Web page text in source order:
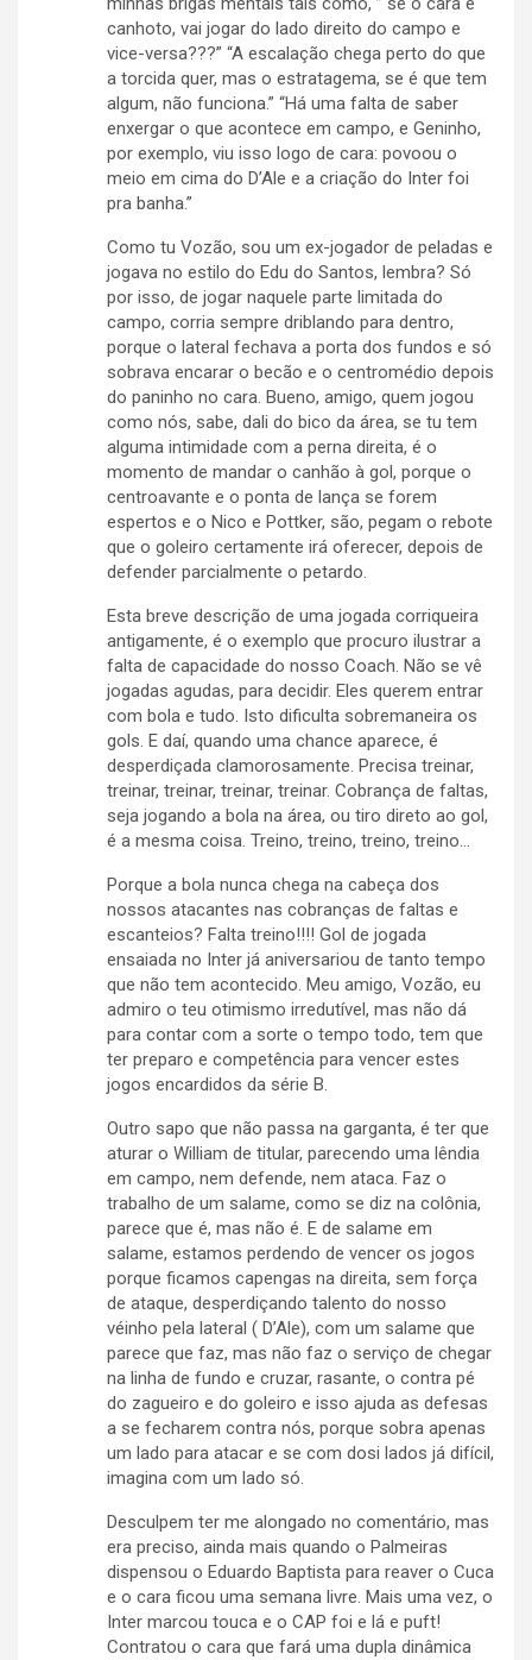
canhoto, vai jogar do lado direito do campo e
vice-versa???” “A escalação chega perto do que
a torcida quer, mas o estratagema, se é que tem
algum, não funciona.” “Há uma falta de saber
enxergar o que acontece em campo, e Geninho,
por exemplo, viu isso logo de cara: povoou o
meio em cima do D’Ale e a criação do Inter foi
pra banha.”
Como tu Vozão, sou um ex-jogador de peladas e
jogava no estilo do Edu do Santos, lembra? Só
por isso, de jogar naquele parte limitada do
campo, corria sempre driblando para dentro,
porque o lateral fechava a porta dos fundos e só
sobrava encarar o becão e o centromédio depois
do paninho no cara. Bueno, amigo, quem jogou
como nós, sabe, dali do bico da área, se tu tem
alguma intimidade com a perna direita, é o
momento de mandar o canhão à gol, porque o
centroavante e o ponta de lança se forem
espertos e o Nico e Pottker, são, pegam o rebote
que o goleiro certamente irá oferecer, depois de
defender parcialmente o petardo.
Esta breve descrição de uma jogada corriqueira
antigamente, é o exemplo que procuro ilustrar a
falta de capacidade do nosso Coach. Não se vê
jogadas agudas, para decidir. Eles querem entrar
com bola e tudo. Isto dificulta sobremaneira os
gols. E daí, quando uma chance aparece, é
desperdiçada clamorosamente. Precisa treinar,
treinar, treinar, treinar, treinar. Cobrança de faltas,
seja jogando a bola na área, ou tiro direto ao gol,
é a mesma coisa. Treino, treino, treino, treino…
Porque a bola nunca chega na cabeça dos
nossos atacantes nas cobranças de faltas e
escanteios? Falta treino!!!! Gol de jogada
ensaiada no Inter já aniversariou de tanto tempo
que não tem acontecido. Meu amigo, Vozão, eu
admiro o teu otimismo irredutível, mas não dá
para contar com a sorte o tempo todo, tem que
ter preparo e competência para vencer estes
jogos encardidos da série B.
Outro sapo que não passa na garganta, é ter que
aturar o William de titular, parecendo uma lêndia
em campo, nem defende, nem ataca. Faz o
trabalho de um salame, como se diz na colônia,
parece que é, mas não é. E de salame em
salame, estamos perdendo de vencer os jogos
porque ficamos capengas na direita, sem força
de ataque, desperdiçando talento do nosso
véinho pela lateral ( D’Ale), com um salame que
parece que faz, mas não faz o serviço de chegar
na linha de fundo e cruzar, rasante, o contra pé
do zagueiro e do goleiro e isso ajuda as defesas
a se fecharem contra nós, porque sobra apenas
um lado para atacar e se com dosi lados já difícil,
imagina com um lado só.
Desculpem ter me alongado no comentário, mas
era preciso, ainda mais quando o Palmeiras
dispensou o Eduardo Baptista para reaver o Cuca
e o cara ficou uma semana livre. Mais uma vez, o
Inter marcou touca e o CAP foi e lá e puft!
Contratou o cara que fará uma dupla dinâmica